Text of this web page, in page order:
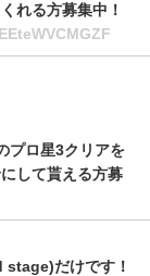
れる方募集中！
プロ星3クリアを
して貰える方募
stage)だけです！